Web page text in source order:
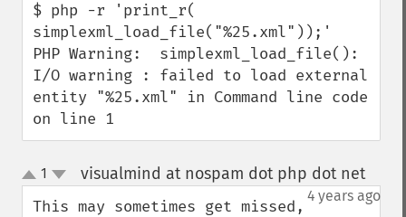
$ php -r 'print_r(
simplexml_load_file("%25.xml"));'
PHP Warning:  simplexml_load_file():
I/O warning : failed to load external
entity "%25.xml" in Command line code
on line 1
up
down
1 visualmind at nospam dot php dot net¶
4 years ago
This may sometimes get missed,